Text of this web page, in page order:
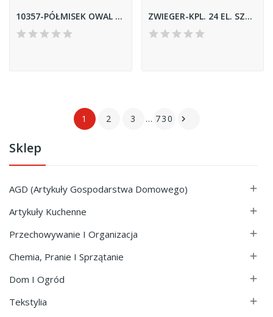
Sklep
AGD (Artykuły Gospodarstwa Domowego) 
Artykuły Kuchenne 
Przechowywanie I Organizacja 
Chemia, Pranie I Sprzątanie 
Dom I Ogród 
Tekstylia 
10357-PÓŁMISEK OWAL 21*16 INVITA ZWIEGER-KPL. 24 EL. SZTUĆCÓW *VESPER BLACK*
1 2 3 … 730 